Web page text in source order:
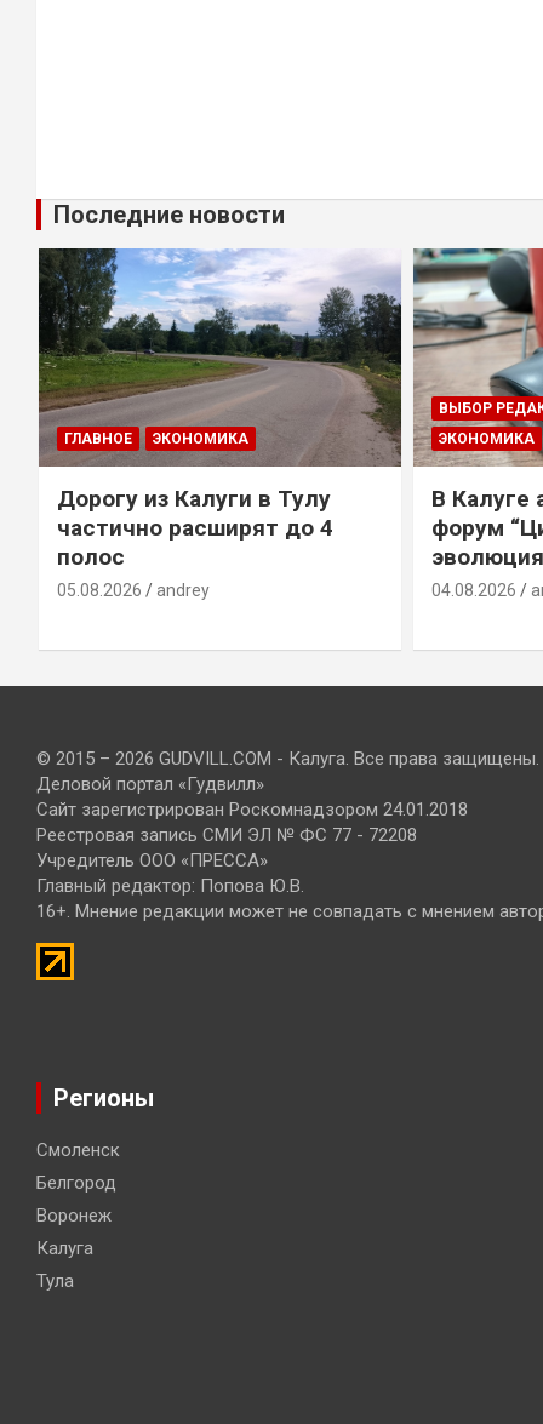
Последние новости
ГЛАВНОЕ ЭКОНОМИКА
Дорогу из Калуги в Тулу
частично расширят до 4
полос
05.08.2026 andrey
ВЫБОР
ЭКОНОМИКА
В Калуге
форум
04.08.2026
© 2015 – 2026 GUDVILL.COM - Калуга. Все права защищены.
Деловой портал «Гудвилл»
Сайт зарегистрирован Роскомнадзором 24.01.2018
Реестровая запись СМИ ЭЛ № ФС 77 - 72208
Учредитель ООО «ПРЕССА»
Главный редактор: Попова Ю.В.
16+. Мнение редакции может не совпадать с мнением
Регионы
Смоленск
Белгород
Воронеж
Калуга
Тула